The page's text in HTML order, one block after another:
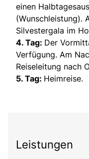
einen
(Wunschleistung).
Silvestergala im
4. Tag: Der
Verfügung. Am
Reiseleitung nach
5. Tag: Heimreise.
Leistungen